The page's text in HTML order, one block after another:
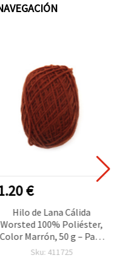
€
Hilo de Lana Cálida
Worsted 100% Poliéster,
Color Marrón, 50 g – Para
Tejer y Manualidades DIY
Sku: 411725